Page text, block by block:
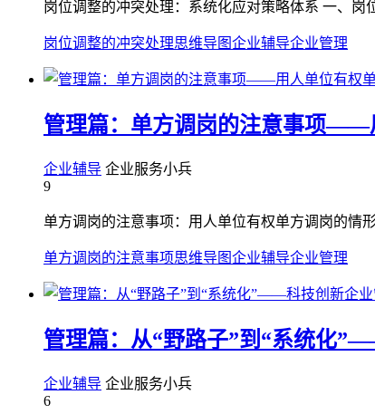
岗位调整的冲突处理：系统化应对策略体系 一、岗
岗位调整的冲突处理思维导图企业辅导企业管理
管理篇：单方调岗的注意事项——
企业辅导 企业服务小兵
9
单方调岗的注意事项：用人单位有权单方调岗的情
单方调岗的注意事项思维导图企业辅导企业管理
管理篇：从“野路子”到“系统化
企业辅导 企业服务小兵
6